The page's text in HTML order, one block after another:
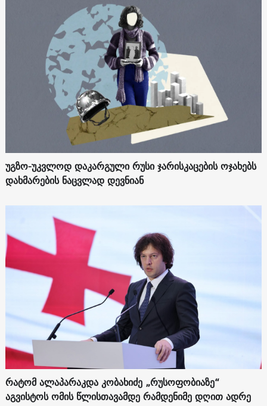
უგზო-უკვლოდ დაკარგული რუსი ჯარისკაცების ოჯახებს
დახმარების ნაცვლად დევნიან
რატომ ალაპარაკდა კობახიძე „რუსოფობიაზე“
აგვისტოს ომის წლისთავამდე რამდენიმე დღით ადრე